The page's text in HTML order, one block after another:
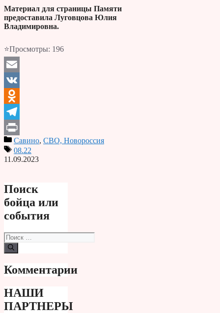
Материал для страницы Памяти
предоставила Луговцова Юлия
Владимировна.
⭐Просмотры: 196
Email
VK
Odnoklassniki
Telegram
PrintСавино, СВО, Новороссия
08.22
11.09.2023
Поиск
бойца или
события
Поиск:
Комментарии
НАШИ
ПАРТНЕРЫ